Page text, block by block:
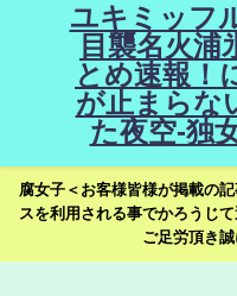
ユキミッフ
目襲名火浦
とめ速報！
が止まらな
た夜空-独
腐女子＜お客様皆様が掲載の
スを利用される事でかろうじ
ご足労頂き誠